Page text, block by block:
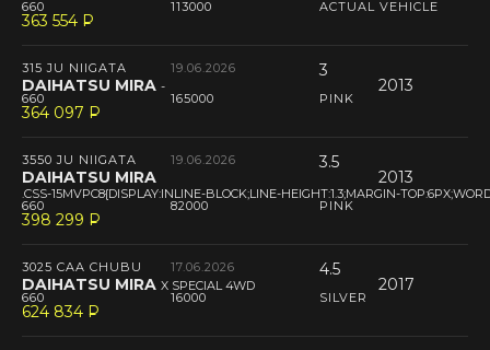
660 113000 ACTUAL VEHICLE
363 554 P
--
315 JU NIIGATA 19.06.2026 3
DAIHATSU MIRA - 2013
660 165000 PINK
364 097 P
--
3550 JU NIIGATA 19.06.2026 3.5
DAIHATSU MIRA
.CSS-15MVPC8{DISPLAY:INLINE-BLOCK;LINE-HEIGHT:1.3;MARGIN-
2013
660 82000 PINK
398 299 P
--
3025 CAA CHUBU 17.06.2026 4.5
DAIHATSU MIRA X SPECIAL 4WD 2017
660 16000 SILVER
624 834 P
--